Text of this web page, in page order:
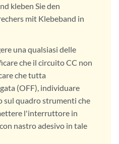
kleben Sie den
mit Klebeband in
una qualsiasi delle
che il circuito CC non
che tutta
(OFF), individuare
quadro strumenti che
l'interruttore in
nastro adesivo in tale